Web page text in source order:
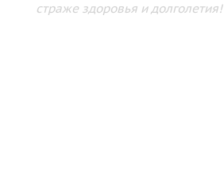
страже здоровья и долголетия!